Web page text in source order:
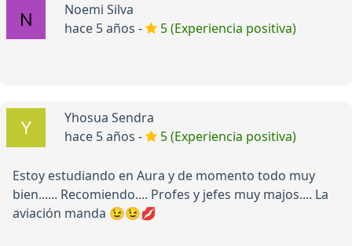
Noemi Silva
hace 5 años -
5 (Experiencia positiva)
Yhosua Sendra
hace 5 años -
5 (Experiencia positiva)
Estoy estudiando en Aura y de momento todo muy
bien...... Recomiendo.... Profes y jefes muy majos.... La
aviación manda 😉😉💋